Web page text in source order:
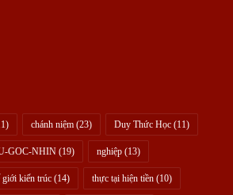
chánh niệm (23) Duy Thức Học (11)
GOC-NHIN (19) nghiệp (13)
giới kiến trúc (14) thực tại hiện tiền (10)